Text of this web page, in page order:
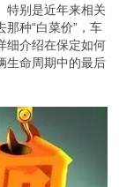
特别是近年来相关
种“白菜价”，车
细介绍在保定如何
生命周期中的最后